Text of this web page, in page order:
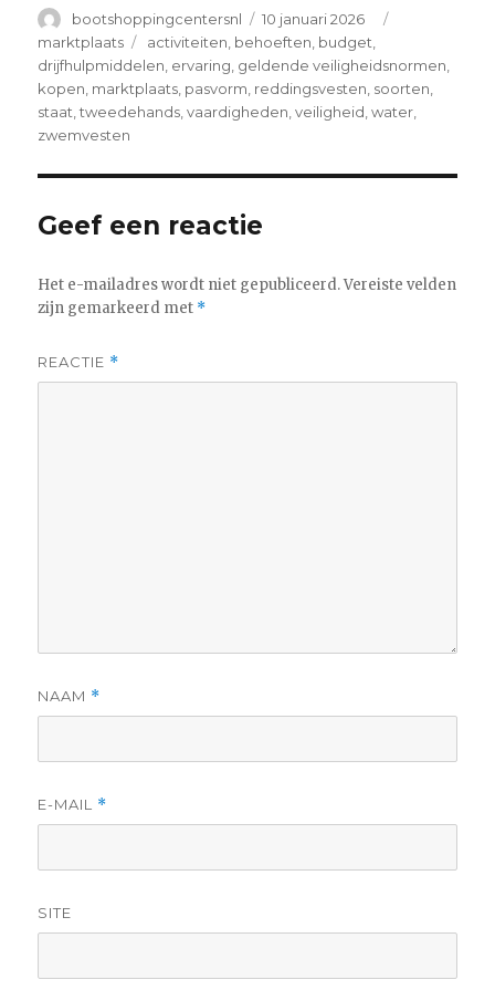
Author
bootshoppingcentersnl
Posted
on
10 januari 2026
marktplaats
Tags
activiteiten behoeften budget
drijfhulpmiddelen ervaring geldende veiligheidsnormen
kopen marktplaats pasvorm reddingsvesten soorten
staat ,tweedehands ,vaardigheden ,veiligheid ,water
zwemvesten
Geef een reactie
Het e-mailadres wordt niet gepubliceerd. Vereiste velden
zijn gemarkeerd met *
REACTIE *
NAAM *
E-MAIL *
SITE